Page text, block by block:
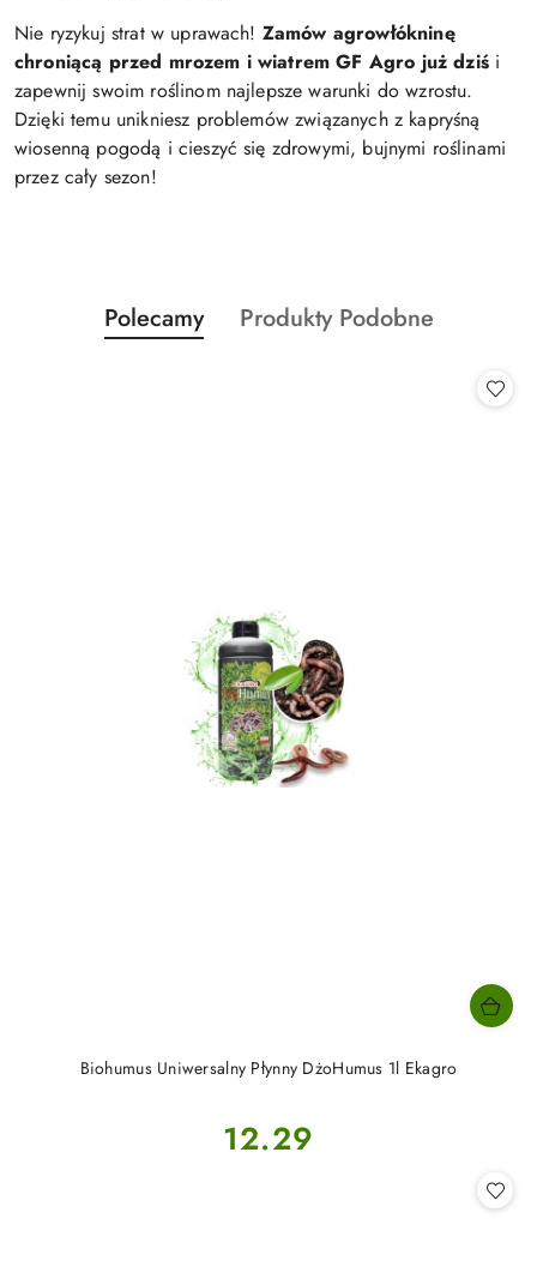
Nie ryzykuj strat w uprawach! Zamów agrowłókninę
chroniącą przed mrozem i wiatrem GF Agro już dziśi
zapewnij swoim roślinom najlepsze warunki do wzrostu.
Dzięki temu unikniesz problemów związanych z kapryśną
wiosenną pogodą i cieszyć się zdrowymi, bujnymi roślinami
przez cały sezon!
Pomiń karuzelę produktów
Produkty
o
Polecamy
Produkty
Produkty Podobne
Biohumus Uniwersalny Płynny DżoHumus 1l Ekagro
Cena:
12.29